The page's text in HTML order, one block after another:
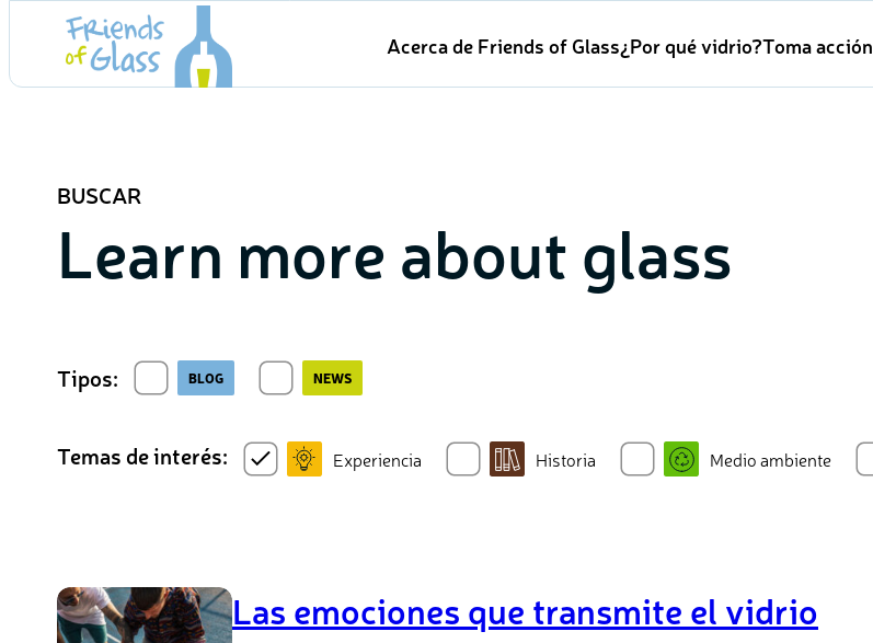
content
Acerca de Friends of Glass¿Por qué vidrio?Toma acción
BUSCAR
Learn more about glass
Tipos: BLOG NEWS
Temas de interés: Experiencia Historia Medio ambiente
Las emociones que transmite el vidrio